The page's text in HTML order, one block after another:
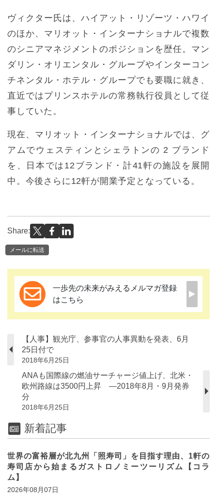
ヴィクター氏は、ハイアット・リゾーツ・ハワイ
のほか、マリオット・インターナショナルで複数
のシニアマネジメントのポジションを歴任。マン
ダリン・オリエンタル・グループやインターコン
チネンタル・ホテル・グループでも要職に就き、
直近ではプリンスホテルの常務執行役員として従
事していた。
現在、マリオット・インターナショナルでは、グ
アムでウェスティンとシェラトンの 2 ブランド
を、日本では12ブランド・計41軒の施設を展開
中。今後さらに12軒が開業予定となっている。
Share:
メールに転送
一歩先の未来がみえるメルマガ登録
はこちら
【人事】観光庁、参事官の人事異動を発表、6月
25日付で
2018年6月25日
ANAも国際線の燃油サーチャージ値上げ、北米・
欧州路線は3500円上昇 ―2018年8月・9月発券
分
2018年6月25日
新着記事
世界の富裕層が北九州「照寿司」を目指す理由、1軒の
寿司店から始まるガストロノミーツーリズム【コラ
ム】
2026年08月07日